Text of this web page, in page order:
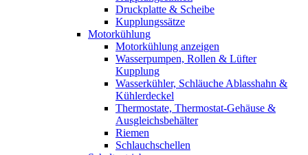
Druckplatte & Scheibe
Kupplungssätze
Motorkühlung
Motorkühlung anzeigen
Wasserpumpen, Rollen & Lüfter
Kupplung
Wasserkühler, Schläuche Ablasshahn &
Kühlerdeckel
Thermostate, Thermostat-Gehäuse &
Ausgleichsbehälter
Riemen
Schlauchschellen